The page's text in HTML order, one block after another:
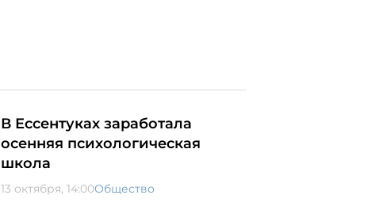
В Ессентуках заработала
осенняя психологическая
школа
13 октября, 14:00Общество